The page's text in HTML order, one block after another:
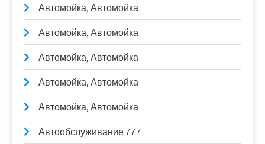
Автомойка, Автомойка
Автомойка, Автомойка
Автомойка, Автомойка
Автомойка, Автомойка
Автомойка, Автомойка
Автообслуживание 777